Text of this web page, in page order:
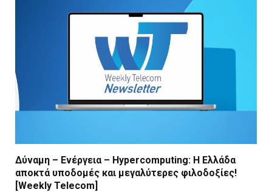
Δύναμη – Ενέργεια – Ηypercomputing: Η Ελλάδα
αποκτά υποδομές και μεγαλύτερες φιλοδοξίες!
[Weekly Telecom]